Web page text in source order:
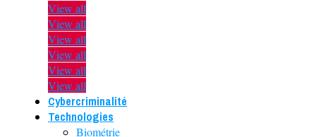
View all
View all
View all
View all
View all
View all
Cybercriminalité
Technologies
Biométrie